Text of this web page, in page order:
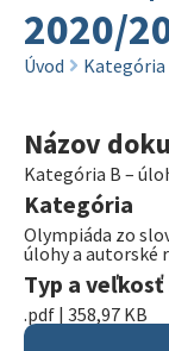
2020/
Úvod Kategória
Názov
Kategória B –
Kategória
Olympiáda zo
úlohy a autorské
Typ a
.pdf | 358,97 KB